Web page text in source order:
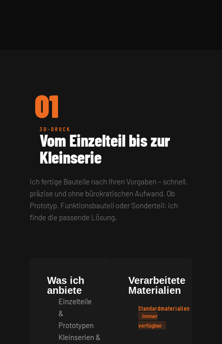
01
3D-DRUCK
Vom Einzelteil bis zur
Kleinserie
Ich fertige Bauteile nach Ihren Vorgaben – schnell,
präzise und ohne bürokratischen Aufwand. Ob
Prototyp, Funktionsbauteil oder Sonderteil: ich
finde die passende Lösung.
Was ich
anbiete
Einzelteile
&
Prototypen
Kleinserien &
Verarbeitete
Materialien
Standardmaterialien
Immer
verfügbar